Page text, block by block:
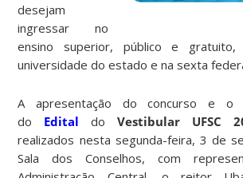
desejam
ingressar no
ensino superior, público e gratuito,
universidade do estado e na sexta
A apresentação do concurso e o
do Edital doVestibular UFSC
realizados nesta segunda-feira, 3 de
Sala dos Conselhos, com